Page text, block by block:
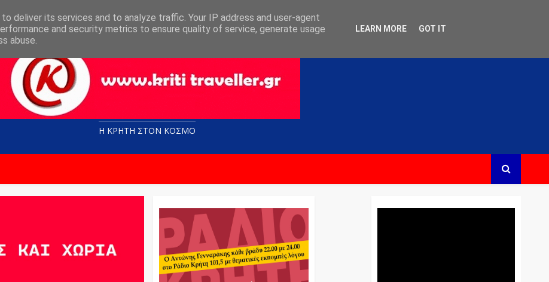
Η ΚΡΗΤΗ ΣΤΟN KOΣΜΟ
deliver its services and to analyze traffic. Your IP address and user-agent
and security metrics to ensure quality of service, generate usage
abuse.
LEARN MORE GOT IT